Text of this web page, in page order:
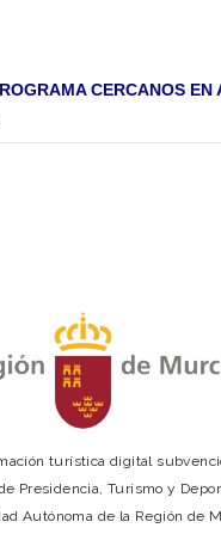
CERCANOS EN
turística digital
Presidencia, Turismo y
Autónoma de la Región de